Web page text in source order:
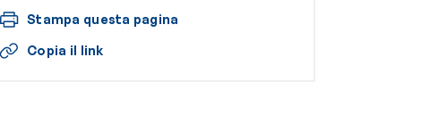
Stampa questa pagina
Copia il link